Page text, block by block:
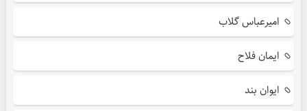
امیرعباس گلاب
ایمان فلاح
ایوان بند